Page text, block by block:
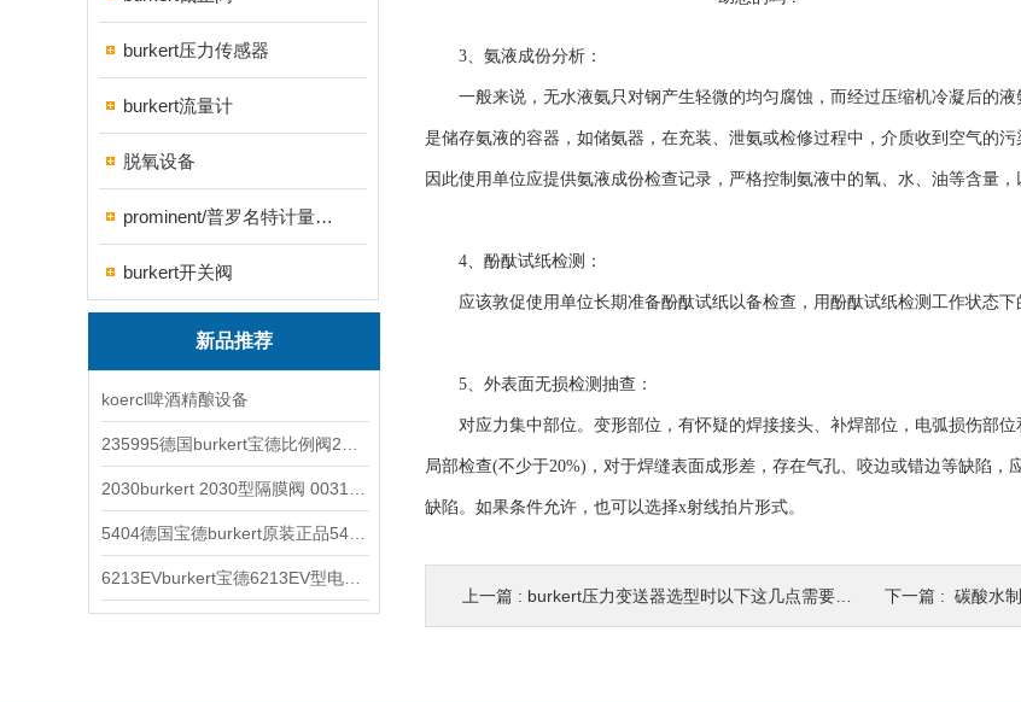
burkert压力传感器
burkert流量计
脱氧设备
prominent/普罗名特计量泵系列
burkert开关阀
新品推荐
koercl啤酒精酿设备
3、氨液成份分析：
一般来说，无水液氨只对钢产生轻微的均匀腐蚀，而经过压缩机冷凝后的液
是储存氨液的容器，如储氨器，在充装、泄氨或检修过程中，介质收到空气的
因此使用单位应提供氨液成份检查记录，严格控制氨液中的氧、水、油等含量，
4、酚酞试纸检测：
应该敦促使用单位长期准备酚酞试纸以备检查，用酚酞试纸检测工作状态下
5、外表面无损检测抽查：
对应力集中部位。变形部位，有怀疑的焊接接头、补焊部位，电弧损伤部位
局部检查(不少于20%)，对于焊缝表面成形差，存在气孔、咬边或错边等缺陷
缺陷。如果条件允许，也可以选择x射线拍片形式。
上一篇 : burkert压力变送器选型时以下这几点需要注意 下一篇 : 碳酸水制